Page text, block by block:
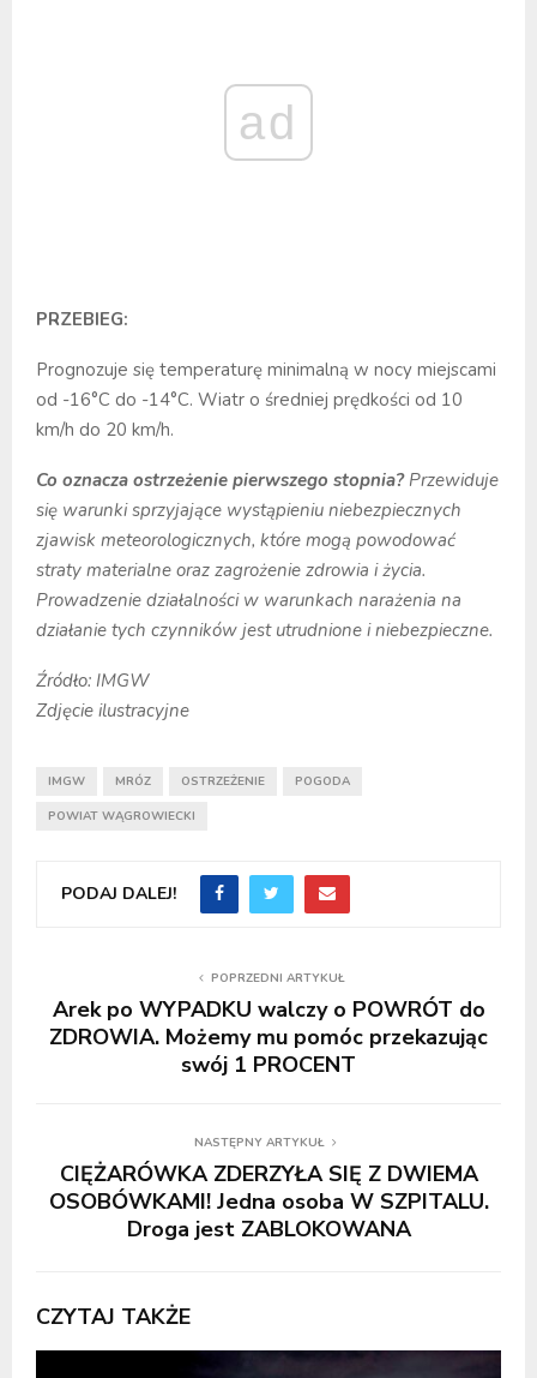
ad
PRZEBIEG:
Prognozuje się temperaturę minimalną w nocy miejscami
od -16°C do -14°C. Wiatr o średniej prędkości od 10
km/h do 20 km/h.
Co oznacza ostrzeżenie pierwszego stopnia?Przewiduje
się warunki sprzyjające wystąpieniu niebezpiecznych
zjawisk meteorologicznych, które mogą powodować
straty materialne oraz zagrożenie zdrowia i życia.
Prowadzenie działalności w warunkach narażenia na
działanie tych czynników jest utrudnione i niebezpieczne.
Źródło: IMGW
Zdjęcie ilustracyjne
IMGW MRÓZ OSTRZEŻENIE POGODA
POWIAT WĄGROWIECKI
PODAJ DALEJ!
POPRZEDNI ARTYKUŁ
Arek po WYPADKU walczy o POWRÓT do
ZDROWIA. Możemy mu pomóc przekazując
swój 1 PROCENT
NASTĘPNY ARTYKUŁ
CIĘŻARÓWKA ZDERZYŁA SIĘ Z DWIEMA
OSOBÓWKAMI! Jedna osoba W SZPITALU.
Droga jest ZABLOKOWANA
CZYTAJ TAKŻE